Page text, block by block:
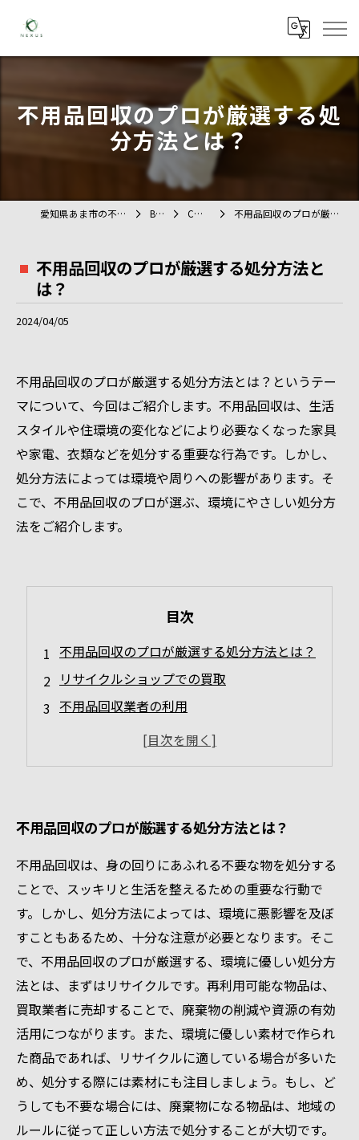
不用品回収のプロが厳選する処
分方法とは？
愛知県あま市の不用品回収ならTAG BLOG COLUMN 不用品回収のプロが厳選する処分方法とは？
不用品回収のプロが厳選する処分方法と
は？
2024/04/05
不用品回収のプロが厳選する処分方法とは？というテー
マについて、今回はご紹介します。不用品回収は、生活
スタイルや住環境の変化などにより必要なくなった家具
や家電、衣類などを処分する重要な行為です。しかし、
処分方法によっては環境や周りへの影響があります。そ
こで、不用品回収のプロが選ぶ、環境にやさしい処分方
法をご紹介します。
目次
不用品回収のプロが厳選する処分方法とは？
リサイクルショップでの買取
不用品回収業者の利用
市町村の粗大ごみ回収
不用品回収のプロが厳選する処分方法とは？
不用品回収は、身の回りにあふれる不要な物を処分する
ことで、スッキリと生活を整えるための重要な行動で
す。しかし、処分方法によっては、環境に悪影響を及ぼ
すこともあるため、十分な注意が必要となります。そこ
で、不用品回収のプロが厳選する、環境に優しい処分方
法とは、まずはリサイクルです。再利用可能な物品は、
買取業者に売却することで、廃棄物の削減や資源の有効
活用につながります。また、環境に優しい素材で作られ
た商品であれば、リサイクルに適している場合が多いた
め、処分する際には素材にも注目しましょう。もし、ど
うしても不要な場合には、廃棄物になる物品は、地域の
ルールに従って正しい方法で処分することが大切です。